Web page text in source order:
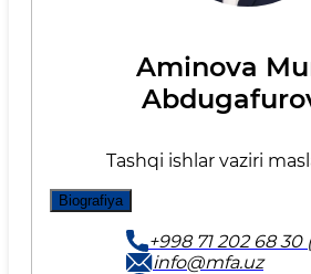
Aminova
Tashqi ishlar vaziri
Biografiya
+998 71 202 68 30
info@mfa.uz